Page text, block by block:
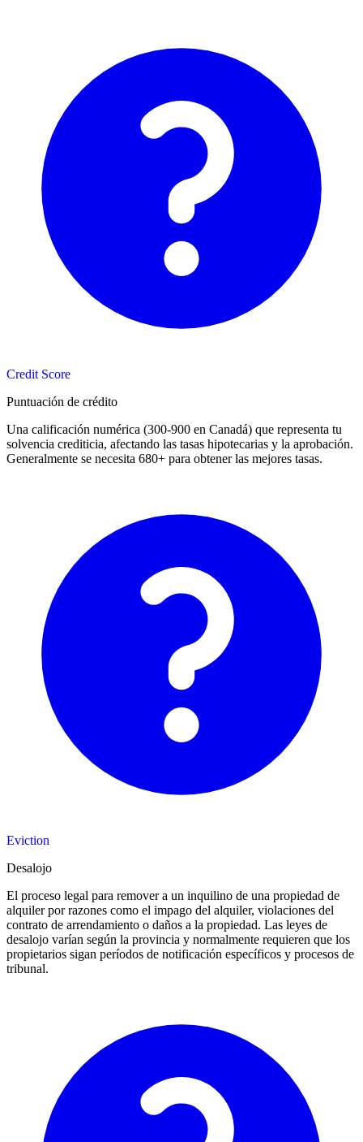
Credit Score
Puntuación de crédito
Una calificación numérica (300-900 en Canadá) que representa tu
solvencia crediticia, afectando las tasas hipotecarias y la aprobación.
Generalmente se necesita 680+ para obtener las mejores tasas.
Eviction
Desalojo
El proceso legal para remover a un inquilino de una propiedad de
alquiler por razones como el impago del alquiler, violaciones del
contrato de arrendamiento o daños a la propiedad. Las leyes de
desalojo varían según la provincia y normalmente requieren que los
propietarios sigan períodos de notificación específicos y procesos de
tribunal.